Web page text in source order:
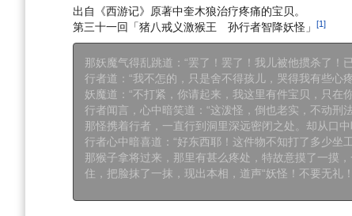
出自《西游记》原著中奎木狼治疗疼痛的宝贝。
第三十一回「猪八戒义激猴王 孙行者智降妖怪」
[1]
那妖魔气得乱跳道：“罢了！罢了！我儿被他掼杀了
行者道：“我不怎的，只是舍不得孩儿，哭得我有些心
妖魔道：“不打紧，你请起来，我这里有件宝贝，只
行者闻言，心中暗笑道：“这泼怪，倒也老实，不动刑
那怪携着行者，一直行到洞里深远密闭之处。却从口
行者心中暗喜道：“好东西耶！这件物不知打了多少坐
那猴子拿将过来，那里有甚么疼处，特故意摸了一摸
住，把脸抹了一抹，现出本相，道声“妖怪！不要无礼